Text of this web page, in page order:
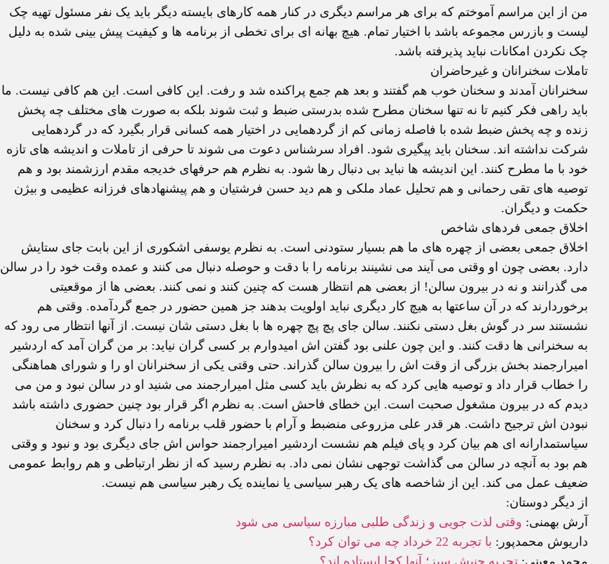
من از این مراسم آموختم که برای هر مراسم دیگری در کنار همه کارهای بایسته دیگر باید یک نفر مسئول تهیه چک
لیست و بازرس مجموعه باشد با اختیار تمام. هیچ بهانه ای برای تخطی از برنامه ها و کیفیت پیش بینی شده به دلیل
چک نکردن امکانات نباید پذیرفته باشد.
تاملات سخنرانان و غیرحاضران
سخنرانان آمدند و سخنان خوب هم گفتند و بعد هم جمع پراکنده شد و رفت. این کافی است. این هم کافی نیست. ما
باید راهی فکر کنیم تا نه تنها سخنان مطرح شده بدرستی ضبط و ثبت شوند بلکه به صورت های مختلف چه پخش
زنده و چه پخش ضبط شده با فاصله زمانی کم از گردهمایی در اختیار همه کسانی قرار بگیرد که در گردهمایی
شرکت نداشته اند. سخنان باید پیگیری شود. افراد سرشناس دعوت می شوند تا حرفی از تاملات و اندیشه های تازه
خود با ما مطرح کنند. این اندیشه ها نباید بی دنبال رها شود. به نظرم هم حرفهای خدیجه مقدم ارزشمند بود و هم
توصیه های تقی رحمانی و هم تحلیل عماد ملکی و هم دید حسن فرشتیان و هم پیشنهادهای فرزانه عظیمی و بیژن
حکمت و دیگران.
اخلاق جمعی فردهای شاخص
اخلاق جمعی بعضی از چهره های ما هم بسیار ستودنی است. به نظرم یوسفی اشکوری از این بابت جای ستایش
دارد. بعضی چون او وقتی می آیند می نشینند برنامه را با دقت و حوصله دنبال می کنند و عمده وقت خود را در سالن
می گذرانند و نه در بیرون سالن! از بعضی هم انتظار هست که چنین کنند و نمی کنند. بعضی ها از موقعیتی
برخوردارند که در آن ساعتها به هیچ کار دیگری نباید اولویت بدهند جز همین حضور در جمع گردآمده. وقتی هم
نشستند سر در گوش بغل دستی نکنند. سالن جای پچ پچ چهره ها با بغل دستی شان نیست. از آنها انتظار می رود که
به سخنرانی ها دقت کنند. و این چون علنی بود گفتن اش امیدوارم بر کسی گران نیاید: بر من گران آمد که اردشیر
امیرارجمند بخش بزرگی از وقت اش را بیرون سالن گذراند. حتی وقتی یکی از سخنرانان او را و شورای هماهنگی
را خطاب قرار داد و توصیه هایی کرد که به نظرش باید کسی مثل امیرارجمند می شنید او در سالن نبود و من می
دیدم که در بیرون مشغول صحبت است. این خطای فاحش است. به نظرم اگر قرار بود چنین حضوری داشته باشد
نبودن اش ترجیح داشت. هر قدر علی مزروعی منضبط و آرام با حضور قلب برنامه را دنبال کرد و سخنان
سیاستمدارانه ای هم بیان کرد و پای فیلم هم نشست اردشیر امیرارجمند حواس اش جای دیگری بود و نبود و وقتی
هم بود به آنچه در سالن می گذاشت توجهی نشان نمی داد. به نظرم رسید که از نظر ارتباطی و هم روابط عمومی
ضعیف عمل می کند. این از شاخصه های یک رهبر سیاسی یا نماینده یک رهبر سیاسی هم نیست.
از دیگر دوستان:
آرش بهمنی: وقتی لذت جویی و زندگی طلبی مبارزه سیاسی می شود
داریوش محمدپور: با تجربه 22 خرداد چه می توان کرد؟
محمد معینی: تجربه جنبش سبز؛ آنها کجا ایستاده اند؟